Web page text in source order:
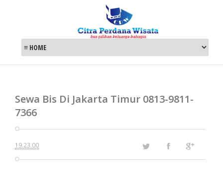
Sewa Bis Di Jakarta Timur 0813-9811-
7366
19.23.00